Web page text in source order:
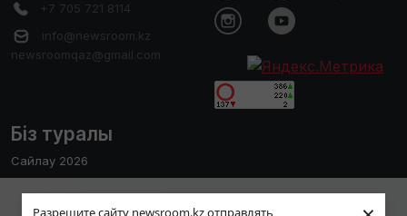
Разрешите сайту newsroom.kz отправлять
Пайдаланушы тәжірибесін жақсарту
+7 705 721 8114
info@newsroom.kz
newsroomqaz@gmail.com
Біз туралы
Сайлау 2026
Сайтты қолдану ережесі